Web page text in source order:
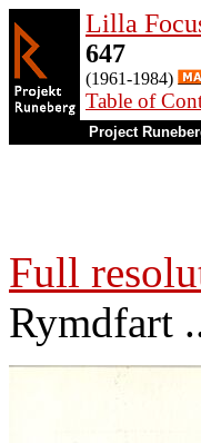
Lilla
647
(1961-1984)
Table of
Project
Full
Rymdfart